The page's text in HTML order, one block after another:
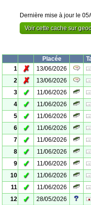
Dernière mise à jour le
Voir cette cache sur
Placée
1
✗ 13/06/2026
2
✗ 13/06/2026
3
✓ 11/06/2026
4
✓ 11/06/2026
5
✓ 11/06/2026
6
✓ 11/06/2026
7
✓ 11/06/2026
8
✓ 11/06/2026
9
✓ 11/06/2026
10
✓ 11/06/2026
11
✓ 11/06/2026
12
✓ 28/05/2026